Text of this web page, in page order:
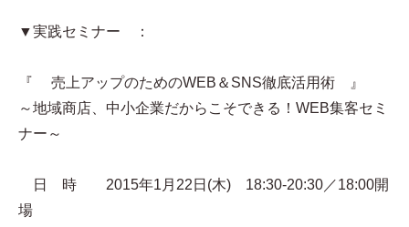
▼実践セミナー ：
『 売上アップのためのWEB＆SNS徹底活用術 』
～地域商店、中小企業だからこそできる！WEB集客セミ
ナー～
日 時 2015年1月22日(木) 18:30-20:30／18:00開
場